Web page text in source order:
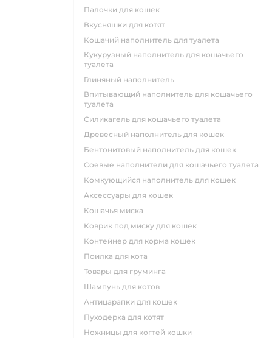
палочки для кошек
вкусняшки для котят
кошачий наполнитель для туалета
кукурузный наполнитель для кошачьего
туалета
глиняный наполнитель
впитывающий наполнитель для кошачьего
туалета
силикагель для кошачьего туалета
древесный наполнитель для кошек
бентонитовый наполнитель для кошек
соевые наполнители для кошачьего туалета
комкующийся наполнитель для кошек
аксессуары для кошек
кошачья миска
коврик под миску для кошек
контейнер для корма кошек
поилка для кота
товары для груминга
шампунь для котов
антицарапки для кошек
пуходерка для котят
ножницы для когтей кошки